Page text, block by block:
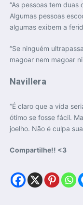
“As pessoas tem
Algumas pessoas
algumas exibem a
“Se ninguém
magoar nem magoar
Navillera
“É claro que a vida
ótimo se fosse fácil.
joelho. Não é culpa
Compartilhe!! <3